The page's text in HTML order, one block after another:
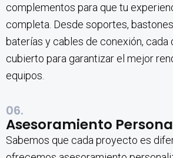
complementos para que tu
completa. Desde soportes,
baterías y cables de conexión, cada
cubierto para garantizar el mejor
equipos.
06.
Asesoramiento
Sabemos que cada proyecto es